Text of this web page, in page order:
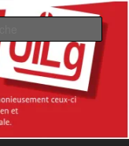
industriel diplômés de la